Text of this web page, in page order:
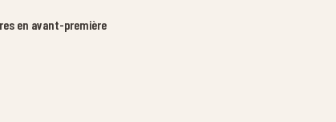
en avant-première